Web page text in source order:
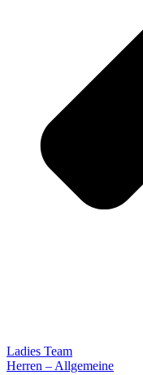
Ladies Team
Herren – Allgemeine